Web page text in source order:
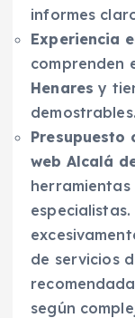
informes
Experiencia
comprenden
Henares y
demostrables.
Presupuesto
web Alcalá
de servicios
según